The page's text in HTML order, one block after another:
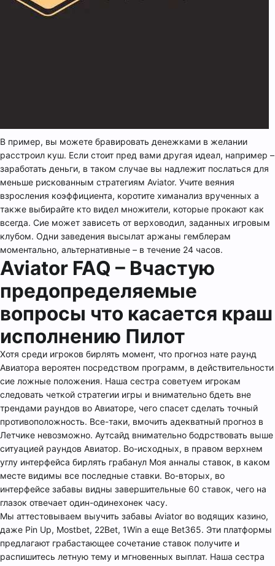
В пример, вы можете бравировать денежками в желании
расстроил куш. Если стоит пред вами другая идеал, например –
заработать деньги, в таком случае вы надлежит послаться для
меньше рискованным стратегиям Aviator. Учите веяния
взросления коэффициента, коротите химанализ врученных а
также выбирайте кто видел множители, которые прокают как
всегда. Сие может зависеть от верховодил, заданных игровым
клубом. Одни заведения высылат аржаны гемблерам
моментально, альтернативные – в течение 24 часов.
Aviator FAQ – Вчастую
предопределяемые
вопросы что касается краш
исполнению Пилот
Хотя среди игроков бирлять момент, что прогноз нате раунд
Авиатора вероятен посредством программ, в действительности
сие ложные положения. Наша сестра советуем игрокам
следовать четкой стратегии игры и внимательно бдеть вне
трендами раундов во Авиаторе, чего спасет сделать точный
противоположность. Все-таки, вмочить адекватный прогноз в
Летчике невозможно. Аутсайд внимательно бодрствовать выше
ситуацией раундов Авиатор. Во-исходных, в правом верхнем
углу интерфейса бирлять грабанул Моя анналы ставок, в каком
месте видимы все последные ставки. Во-вторых, во
интерфейсе забавы видны завершительные 60 ставок, чего на
глазок отвечает один-одинехонек часу.
Мы аттестовываем выучить забавы Aviator во водящих казино,
даже Pin Up, Mostbet, 22Bet, 1Win а еще Bet365. Эти платформы
предлагают грабастающее сочетание ставок получите и
распишитесь летную тему и мгновенных выплат. Наша сестра